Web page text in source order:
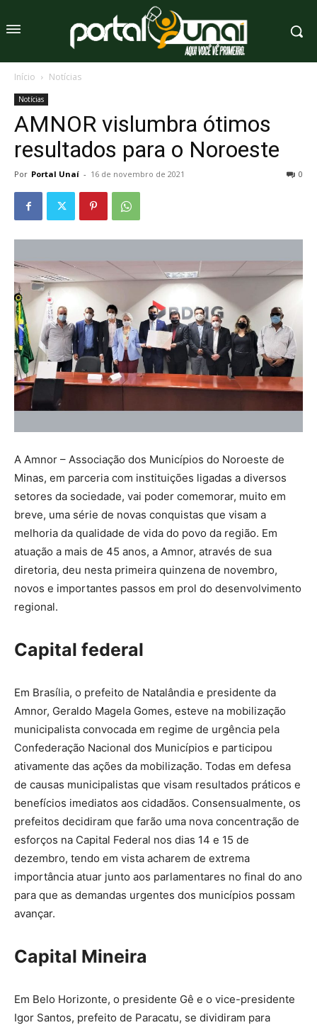
Início Notícias
Notícias
AMNOR vislumbra ótimos
resultados para o Noroeste
Por Portal Unaí - 16 de novembro de 2021 0
A Amnor – Associação dos Municípios do Noroeste de
Minas, em parceria com instituições ligadas a diversos
setores da sociedade, vai poder comemorar, muito em
breve, uma série de novas conquistas que visam a
melhoria da qualidade de vida do povo da região. Em
atuação a mais de 45 anos, a Amnor, através de sua
diretoria, deu nesta primeira quinzena de novembro,
novos e importantes passos em prol do desenvolvimento
regional.
Capital federal
Em Brasília, o prefeito de Natalândia e presidente da
Amnor, Geraldo Magela Gomes, esteve na mobilização
municipalista convocada em regime de urgência pela
Confederação Nacional dos Municípios e participou
ativamente das ações da mobilização. Todas em defesa
de causas municipalistas que visam resultados práticos e
benefícios imediatos aos cidadãos. Consensualmente, os
prefeitos decidiram que farão uma nova concentração de
esforços na Capital Federal nos dias 14 e 15 de
dezembro, tendo em vista acharem de extrema
importância atuar junto aos parlamentares no final do ano
para que as demandas urgentes dos municípios possam
avançar.
Capital Mineira
Em Belo Horizonte, o presidente Gê e o vice-presidente
Igor Santos, prefeito de Paracatu, se dividiram para